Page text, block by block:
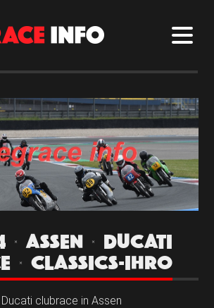
| ASSEN | DUCATI
| CLASSICS-IHRO
Ducati clubrace in Assen